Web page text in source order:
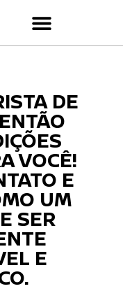
DE
VOCÊ!
E
UM
SER
E